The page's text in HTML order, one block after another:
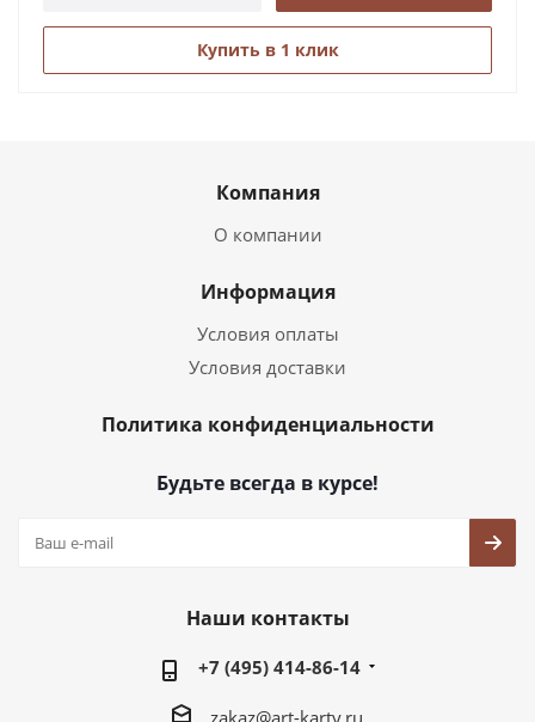
Купить в 1 клик
Компания
О компании
Информация
Условия оплаты
Условия доставки
Политика конфиденциальности
Будьте всегда в курсе!
Наши контакты
+7 (495) 414-86-14
zakaz@art-karty.ru